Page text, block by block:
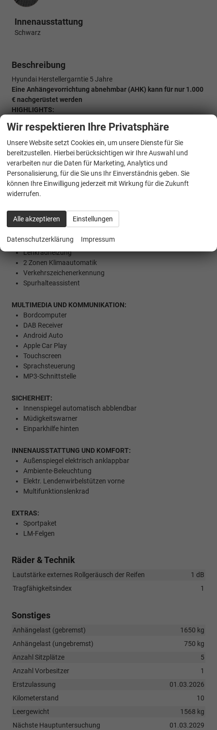
Innenausstattung
Schwarz
Beschreibung
Hyundai Herstellergarntie 5 Jahre
Eine Anhängevorrichtung abnehmbar (AHK) kann für nur 1.000
€ nachgerüstet werden
HIGHLIGHTS:
Rückfahrkamera
AHK Vorbereitung
Totwinkel-Assistent
Teilleder
Virtual Cockpit
Induktions-Ladestation
Navigationssystem
Abstandstempomat (Adaptive Cruise Control)
Einparkhilfe vorne
Sitzheizung vorne
Lenkradheizung
2 Zonen Klimaautomatik
Verkehrszeichenerkennung
Spurhalteassistent
MULTIMEDIA UND KOMMUNIKATION:
Bordcomputer
DAB Receiver
Android Auto
Apple Car Play
Touchscreen
Sprachsteuerung
MP3-Schnittstelle
SICHERHEIT:
Innenspiegel automatisch abblendbar
Müdigkeitswarner
Einparkhilfe hinten
INNENAUSSTATTUNG UND KOMFORT:
Außenspiegel elektrisch anklappbar
Ambiente-Beleuchtung
Elektr. Lendenwirbelstützen vorne
Multifunktionslenkrad
EXTRAS:
Sportpaket
LM-Felgen
Räder & Technik
Lautstärke externes Rollgeräusch der Reifen
1 dB
Tragfähigkeitsindex
1
Sonstiges
Anhängelast (gebremst)
1650 kg
Anhängelast (ungebremst)
750 kg
Anzahl Sitzplätze
5
Anzahl Vorbesitzer
1
Erstzulassung
01.03.2026
Kilometerstand
10
Leergewicht
1568 kg
Nächste Hauptuntersuchung
01.03.2029
Wir respektieren Ihre Privatsphäre
Unsere Website setzt Cookies ein, um unsere Dienste für Sie
bereitzustellen. Hierbei berücksichtigen wir Ihre Auswahl und
verarbeiten nur die Daten für Marketing, Analytics und
Personalisierung, für die Sie uns Ihr Einverständnis geben. Sie
können Ihre Einwilligung jederzeit mit Wirkung für die Zukunft
widerrufen.
Alle akzeptieren Einstellungen
Datenschutzerklärung Impressum